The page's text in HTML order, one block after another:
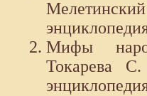
Мифы
Токарева